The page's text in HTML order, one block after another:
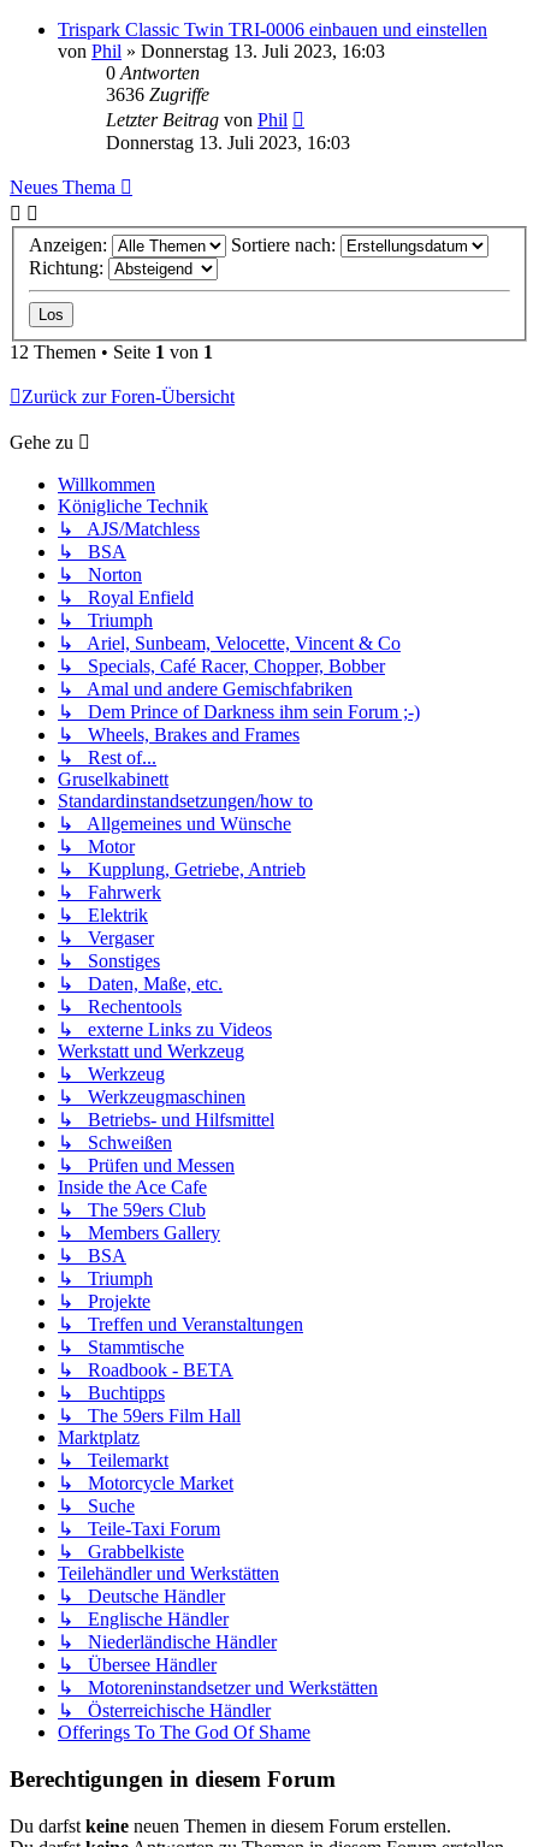
Trispark Classic Twin TRI-0006 einbauen und einstellen
von Phil » Donnerstag 13. Juli 2023, 16:03
0 Antworten
3636 Zugriffe
Letzter Beitrag von Phil
Donnerstag 13. Juli 2023, 16:03
Neues Thema
Anzeigen:
Sortiere nach:
Richtung:
12 Themen • Seite 1 von 1
Zurück zur Foren-Übersicht
Gehe zu
Willkommen
Königliche Technik
↳ AJS/Matchless
↳ BSA
↳ Norton
↳ Royal Enfield
↳ Triumph
↳ Ariel, Sunbeam, Velocette, Vincent & Co
↳ Specials, Café Racer, Chopper, Bobber
↳ Amal und andere Gemischfabriken
↳ Dem Prince of Darkness ihm sein Forum ;-)
↳ Wheels, Brakes and Frames
↳ Rest of...
Gruselkabinett
Standardinstandsetzungen/how to
↳ Allgemeines und Wünsche
↳ Motor
↳ Kupplung, Getriebe, Antrieb
↳ Fahrwerk
↳ Elektrik
↳ Vergaser
↳ Sonstiges
↳ Daten, Maße, etc.
↳ Rechentools
↳ externe Links zu Videos
Werkstatt und Werkzeug
↳ Werkzeug
↳ Werkzeugmaschinen
↳ Betriebs- und Hilfsmittel
↳ Schweißen
↳ Prüfen und Messen
Inside the Ace Cafe
↳ The 59ers Club
↳ Members Gallery
↳ BSA
↳ Triumph
↳ Projekte
↳ Treffen und Veranstaltungen
↳ Stammtische
↳ Roadbook - BETA
↳ Buchtipps
↳ The 59ers Film Hall
Marktplatz
↳ Teilemarkt
↳ Motorcycle Market
↳ Suche
↳ Teile-Taxi Forum
↳ Grabbelkiste
Teilehändler und Werkstätten
↳ Deutsche Händler
↳ Englische Händler
↳ Niederländische Händler
↳ Übersee Händler
↳ Motoreninstandsetzer und Werkstätten
↳ Österreichische Händler
Offerings To The God Of Shame
Berechtigungen in diesem Forum
Du darfst keine neuen Themen in diesem Forum erstellen.